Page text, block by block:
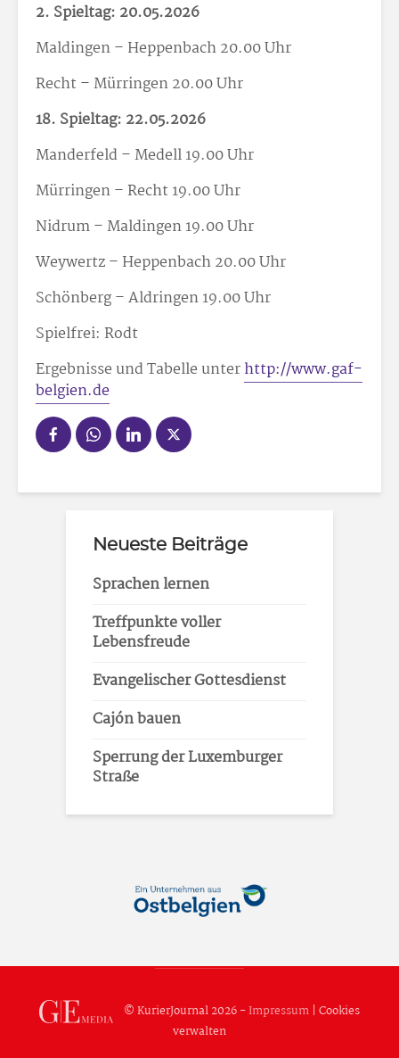
2. Spieltag: 20.05.2026
Maldingen – Heppenbach 20.00 Uhr
Recht – Mürringen 20.00 Uhr
18. Spieltag: 22.05.2026
Manderfeld – Medell 19.00 Uhr
Mürringen – Recht 19.00 Uhr
Nidrum – Maldingen 19.00 Uhr
Weywertz – Heppenbach 20.00 Uhr
Schönberg – Aldringen 19.00 Uhr
Spielfrei: Rodt
Ergebnisse und Tabelle unterhttp://www.gaf-
belgien.de
Neueste Beiträge
Sprachen lernen
Treffpunkte voller
Lebensfreude
Evangelischer Gottesdienst
Cajón bauen
Sperrung der Luxemburger
Straße
© KurierJournal 2026 -Impressum| Cookies
verwalten